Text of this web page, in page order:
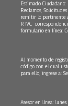
Estimado Ciudadano:
Reclamos,
remitir lo pertinente
RTVC
formulario en línea:
Al momento de
código con el cual
para ello, ingrese a:
Asesor en línea: